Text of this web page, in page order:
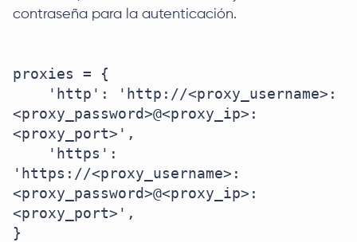
contraseña para la autenticación.
proxies = {
<proxy_password>@<proxy_ip>:
<proxy_port>',
'https://<proxy_username>:
<proxy_password>@<proxy_ip>:
<proxy_port>',
}